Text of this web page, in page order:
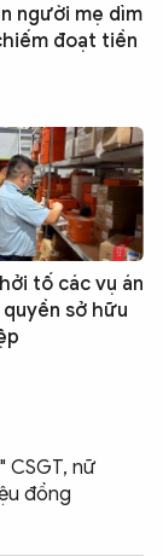
người mẹ dìm
đoạt tiền
tố các vụ án
sở hữu
CSGT, nữ
đồng